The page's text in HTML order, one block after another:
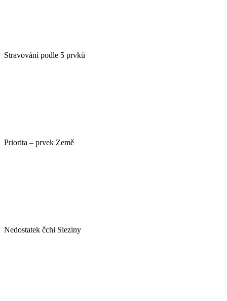
Stravování podle 5 prvků
Priorita – prvek Země
Nedostatek čchi Sleziny